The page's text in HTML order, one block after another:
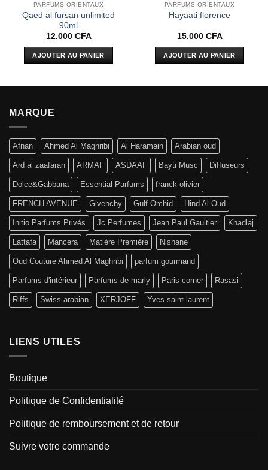
PARFUMS ORIENTAUX
Qaed al fursan unlimited
90ml
12.000 CFA
AJOUTER AU PANIER
PARFUMS ORIENTAUX
Hayaati florence
15.000 CFA
AJOUTER AU PANIER
MARQUE
Afnan Ahmed Al Maghribi Al Haramain Arabian oud
Ard al zaafaran ARMAF ASDAAF Bayti Musc Diffuseurs
Dolce&Gabbana Essential Parfums franck olivier
FRENCH AVENUE Givenchy Gulf Orchid Hind Al Oud
Initio Parfums Privés Jc Perfumes Jean Paul Gaultier Khadlaj
Lattafa Mancera Matière Première Nishane
Oud Couture Ahmed Al Maghribi parfum gourmand
Parfums d'intérieur Parfums de marly Paris corner Rasasi
Riffs Swiss arabian XERJOFF Yves saint laurent
LIENS UTILES
Boutique
Politique de Confidentialité
Politique de remboursement et de retour
Suivre votre commande